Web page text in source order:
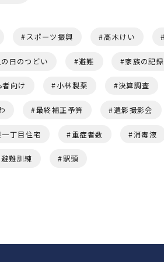
スポーツ振興 高木けい
日のつどい 避難 家族の記録
者向け 小林製薬 決算調査
最終補正予算 遺影撮影会
丁目住宅 重症者数 消毒液
避難訓練 駅頭